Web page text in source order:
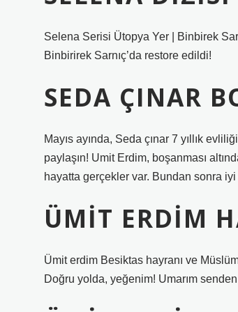
Selena Serisi Ütopya Yer | Binbirek
Binbirirek Sarnıç’da restore edildi!
SEDA ÇINAR
Mayıs ayında, Seda çınar 7 yıllık
paylaşın! Umit Erdim, boşanması
hayatta gerçekler var. Bundan sonra
ÜMIT ERDIM
Ümit erdim Besiktas hayranı ve
Doğru yolda, yeğenim! Umarım senden